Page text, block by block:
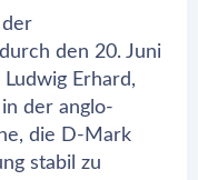
den 20. Juni
Erhard,
der anglo-
die D-Mark
stabil zu